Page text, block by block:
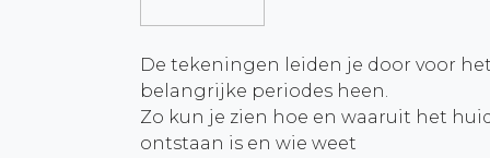
De tekeningen leiden je door voor
belangrijke periodes heen.
Zo kun je zien hoe en waaruit het
ontstaan is en wie weet